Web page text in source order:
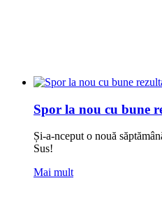
Spor la nou cu bune
Și-a-nceput o nouă
Sus!
Mai mult